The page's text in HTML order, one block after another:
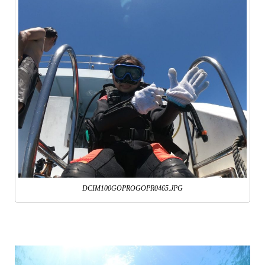
DCIM100GOPROGOPR0465.JPG